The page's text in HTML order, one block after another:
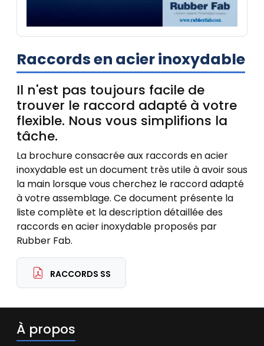
Raccords en acier inoxydable
Il n'est pas toujours facile de
trouver le raccord adapté à votre
flexible. Nous vous simplifions la
tâche.
La brochure consacrée aux raccords en acier
inoxydable est un document très utile à avoir sous
la main lorsque vous cherchez le raccord adapté
à votre assemblage. Ce document présente la
liste complète et la description détaillée des
raccords en acier inoxydable proposés par
Rubber Fab.
RACCORDS SS
À propos